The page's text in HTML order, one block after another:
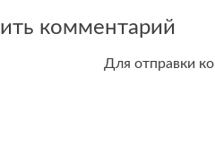
комментарий
Для отправки